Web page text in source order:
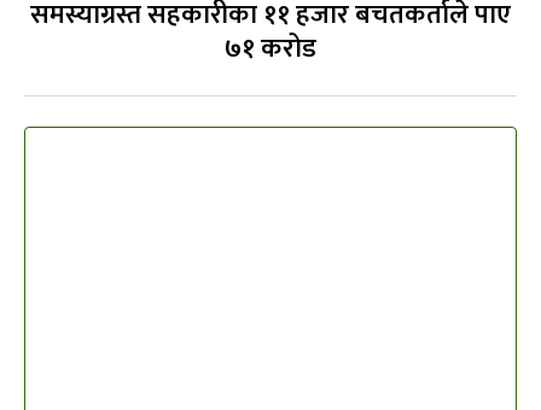
समस्याग्रस्त सहकारीका ११ हजार बचतकर्ताले पाए
७१ करोड